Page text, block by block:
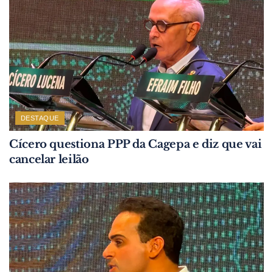
DESTAQUE
Cícero questiona PPP da Cagepa e diz que vai
cancelar leilão